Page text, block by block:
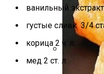
Как
ванильный
густые сливк 3/4
корица 2 ч. л.
мед 2 ст. л.